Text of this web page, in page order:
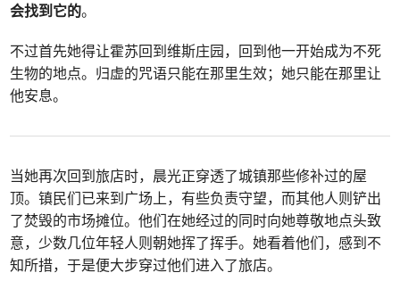
会找到它的。
不过首先她得让霍苏回到维斯庄园，回到他一开始成为不死
生物的地点。归虚的咒语只能在那里生效；她只能在那里让
他安息。
当她再次回到旅店时，晨光正穿透了城镇那些修补过的屋
顶。镇民们已来到广场上，有些负责守望，而其他人则铲出
了焚毁的市场摊位。他们在她经过的同时向她尊敬地点头致
意，少数几位年轻人则朝她挥了挥手。她看着他们，感到不
知所措，于是便大步穿过他们进入了旅店。